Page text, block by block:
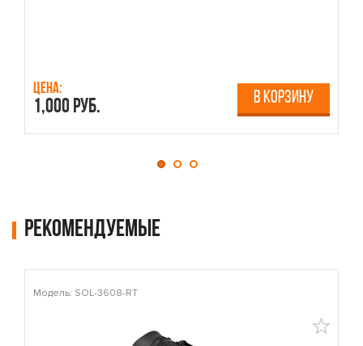
Цена:
1,000 руб. В КОРЗИНУ
Рекомендуемые
Модель: SOL-3608-RT